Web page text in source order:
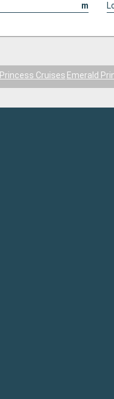
m
Princess Cruises Emerald